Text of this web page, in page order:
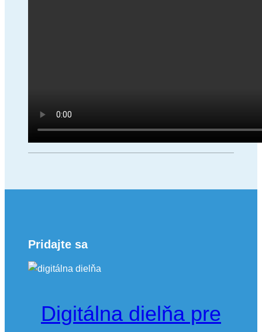
Pridajte sa
Digitálna dielňa pre